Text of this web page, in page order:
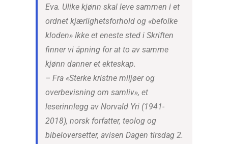
Eva. Ulike kjønn skal leve sammen i et
ordnet kjærlighetsforhold og «befolke
kloden» Ikke et eneste sted i Skriften
finner vi åpning for at to av samme
kjønn danner et ekteskap.
– Fra «Sterke kristne miljøer og
overbevisning om samliv», et
leserinnlegg av Norvald Yri (1941-
2018), norsk forfatter, teolog og
bibeloversetter, avisen Dagen tirsdag 2.